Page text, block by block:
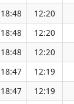
18:48 12:20
18:48 12:20
18:48 12:20
18:47 12:19
18:47 12:19